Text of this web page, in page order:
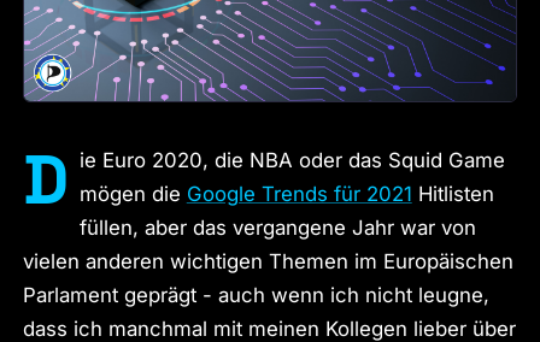
D ie Euro 2020, die NBA oder das Squid Game
mögen die Google Trends für 2021 Hitlisten
füllen, aber das vergangene Jahr war von
vielen anderen wichtigen Themen im Europäischen
Parlament geprägt - auch wenn ich nicht leugne,
dass ich manchmal mit meinen Kollegen lieber über